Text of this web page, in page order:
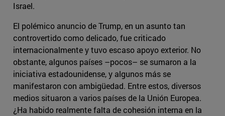
Israel.
El polémico anuncio de Trump, en un asunto tan
controvertido como delicado, fue criticado
internacionalmente y tuvo escaso apoyo exterior. No
obstante, algunos países –pocos– se sumaron a la
iniciativa estadounidense, y algunos más se
manifestaron con ambigüedad. Entre estos, diversos
medios situaron a varios países de la Unión Europea.
¿Ha habido realmente falta de cohesión interna en la